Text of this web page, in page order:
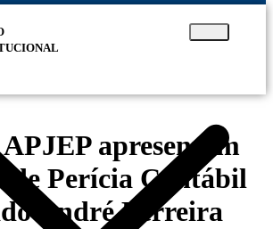
apresentam
de Perícia Contábil
André Ferreira